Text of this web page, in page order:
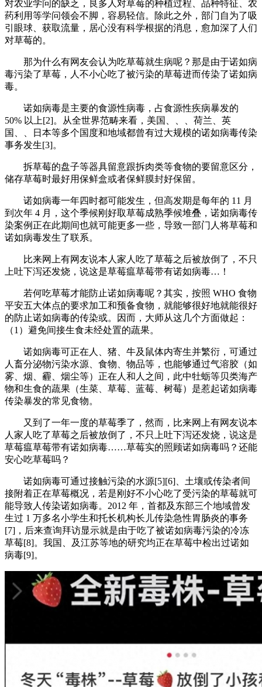
对农业学问的缺乏，良多人对草莓的种植过程、品种特征、农
药利用等学问领会不脚，容易轻信。除此之外，部门自为了吸
引眼球、获取流量，居心没有科学根据的消息，愈加深了人们
对草莓的。
那为什么有网友会认为吃草莓就生病呢？那是由于诺如病
毒污染了草莓，人不小心吃了被污染的草莓进而传染了诺如病
毒。
诺如病毒是主要的食源性病毒，占食源性疾病暴发的
50% 以上[2]。从全世界范畴来看，美国、、、荷兰、英
国、、日本等多个国度和地域都曾有过大规模的诺如病毒传染
事务发生[3]。
拆草莓的盘子等器具留意跟拆肉类等食物的要留意区分，
储存草莓时最好用保鲜盒或者保鲜膜封好保留。
诺如病毒一年四时都可能发生，但高发期是每年的 11 月
到次年 4 月，这个季候刚好取草莓成熟季候堆叠，诺如病毒传
染案例正在此期间也就可能更多一些，导致一部门人将草莓和
诺如病毒发生了联系。
比来网上有网友说本人家人吃了草莓之后被放倒了，不只
上吐下泻还发烧，说这是草莓瘟草莓带有诺如病毒…！
若何吃草莓才能防止诺如病毒呢？其实，按照 WHO 食物
平安五大体点的要求加工和预备食物，就能够很好地就能很好
的防止诺如病毒的传染或。因而，大师从这几个方面做起：
（1）避免间接生食未经处置的蔬果。
诺如病毒可正在人、猪、牛及鼠体内寄生并繁衍，可通过
人畜分泌物污染水源、食物、物品等，也能够通过气溶胶（如
雾、烟、霾、烟尘等）正在人和人之间，此中牡蛎等贝类海产
物和生食的蔬果（生菜、草莓、蓝莓、树莓）是惹起诺如病毒
传染暴发的常见食物。
又到了一年一度的草莓季了，然而，比来网上有网友说本
人家人吃了草莓之后被放倒了，不只上吐下泻还发烧，说这是
草莓瘟草莓带有诺如病毒……草莓实的照顾诺如病毒吗？还能
安心吃草莓吗？
诺如病毒可通过接触污染的水源[5][6]、土壤或传染者间
接附着正在草莓概况，若是刚好不小心吃了受污染的草莓就可
能导致人传染诺如病毒。2012 年，首都及东部三个地域曾发
生过 1 万多名小学生和托长机构长儿传染急性胃肠炎的事务
[7]，后来查询拜访显示就是由于吃了被诺如病毒污染的冷冻
草莓[8]。我国、及江苏等地的研究均正在草莓中检出过诺如
病毒[9]。